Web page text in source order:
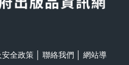
安全政策 聯絡我們
網站導